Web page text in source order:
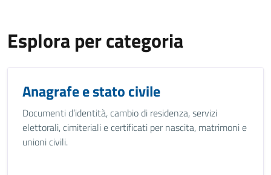
Esplora per categoria
Anagrafe e stato civile
Documenti d’identità, cambio di residenza, servizi
elettorali, cimiteriali e certificati per nascita, matrimoni e
unioni civili.